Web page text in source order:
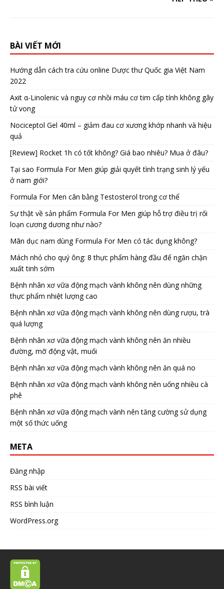
BÀI VIẾT MỚI
Hướng dẫn cách tra cứu online Dược thư Quốc gia Việt Nam
2022
Axit α-Linolenic và nguy cơ nhồi máu cơ tim cấp tính không gây
tử vong
Nociceptol Gel 40ml – giảm đau cơ xương khớp nhanh và hiệu
quả
[Review] Rocket 1h có tốt không? Giá bao nhiêu? Mua ở đâu?
Tại sao Formula For Men giúp giải quyết tình trạng sinh lý yếu
ở nam giới?
Formula For Men cân bằng Testosterol trong cơ thể
Sự thật về sản phẩm Formula For Men giúp hỗ trợ điều trị rối
loạn cương dương như nào?
Mãn dục nam dùng Formula For Men có tác dụng không?
Mách nhỏ cho quý ông: 8 thực phẩm hàng đầu để ngăn chặn
xuất tinh sớm
Bệnh nhân xơ vữa động mạch vành không nên dùng những
thực phẩm nhiệt lượng cao
Bệnh nhân xơ vữa động mạch vành không nên dùng rượu, trà
quá lượng
Bệnh nhân xơ vữa động mạch vành không nên ăn nhiều
đường, mỡ động vật, muối
Bệnh nhân xơ vữa động mạch vành không nên ăn quá no
Bệnh nhân xơ vữa động mạch vành không nên uống nhiều cà
phê
Bệnh nhân xơ vữa động mạch vành nên tăng cường sử dụng
một số thức uống
META
Đăng nhập
RSS bài viết
RSS bình luận
WordPress.org